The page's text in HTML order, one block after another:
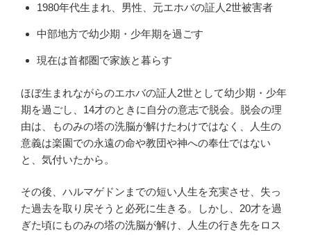
1980年代生まれ、男性、元エホバの証人2世被害者
中部地方で幼少期・少年期を過ごす
現在は首都圏で家族と暮らす
ほぼ生まれながらのエホバの証人2世として幼少期・少年
期を過ごし、14才のときに自分の意志で脱会。脱会の理
由は、ものみの塔の洗脳が解けたわけではなく、人生の
意義は楽園での永遠の命や教団や神への奉仕ではない
と、気付いたから。
その後、ハルマゲドンまでの短い人生を充実させ、失っ
た過去を取り戻そうと必死に生きる。しかし、20才を過
ぎた頃にものみの塔の洗脳が解け、人生の行き先をロス